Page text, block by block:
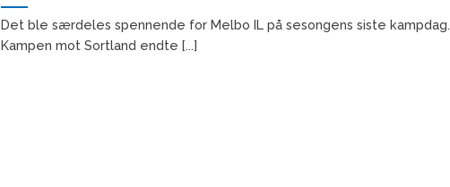
Det ble særdeles spennende for Melbo IL på sesongens siste kampdag.
Kampen mot Sortland endte [...]